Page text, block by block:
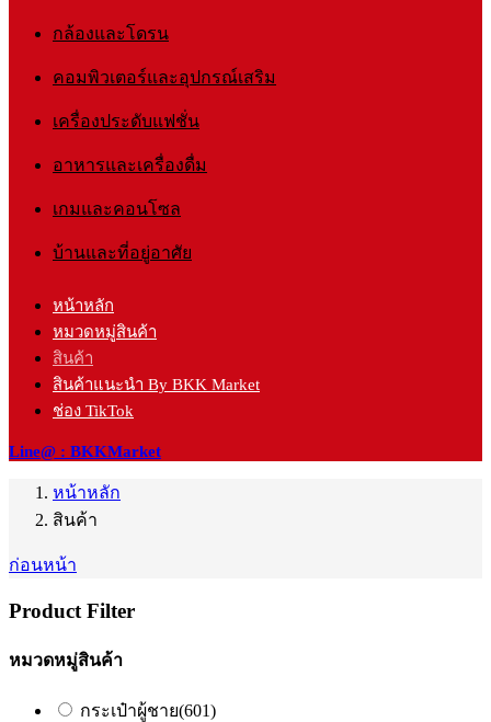
กล้องและโดรน
คอมพิวเตอร์และอุปกรณ์เสริม
เครื่องประดับแฟชั่น
อาหารและเครื่องดื่ม
เกมและคอนโซล
บ้านและที่อยู่อาศัย
หน้าหลัก
หมวดหมู่สินค้า
สินค้า
สินค้าแนะนำ By BKK Market
ช่อง TikTok
Line@ : BKKMarket
หน้าหลัก
สินค้า
ก่อนหน้า
Product Filter
หมวดหมู่สินค้า
กระเป๋าผู้ชาย(601)